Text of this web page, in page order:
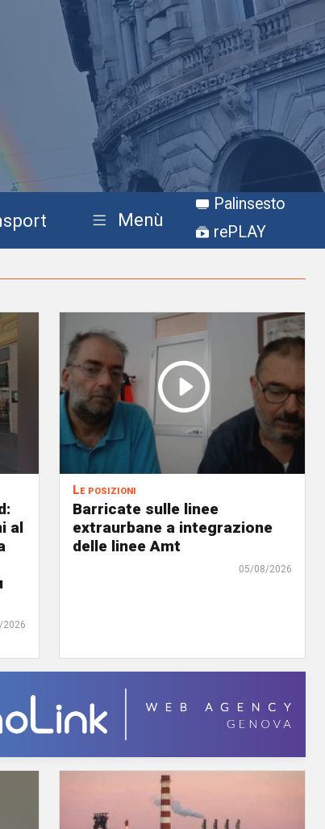
Menù
Palinsesto
rePLAY
al
2026
Le posizioni
Barricate sulle linee
extraurbane a integrazione
delle linee Amt
05/08/2026